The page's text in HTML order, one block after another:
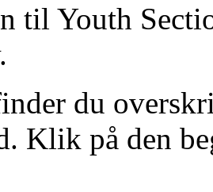
til Youth
du
Klik på den